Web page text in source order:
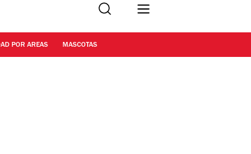
Buscar
POR AREAS MASCOTAS